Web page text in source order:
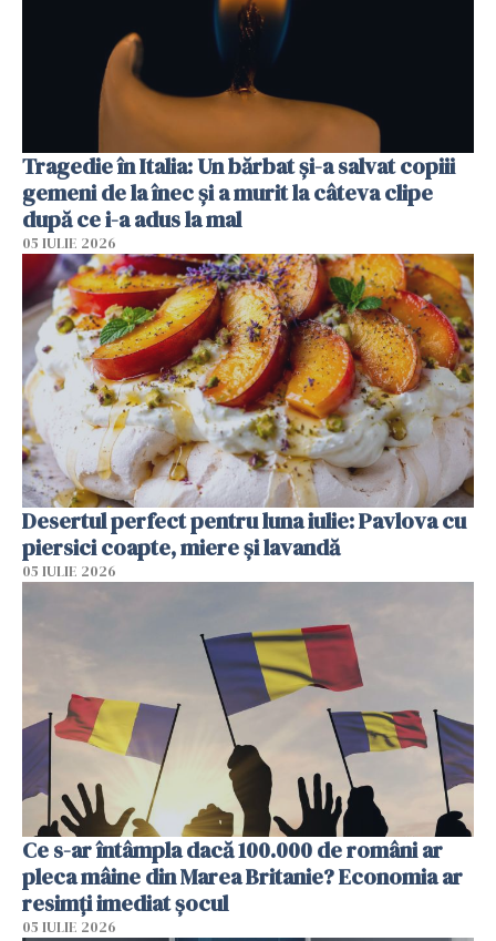
Tragedie în Italia: Un bărbat și-a salvat copiii
gemeni de la înec și a murit la câteva clipe
după ce i-a adus la mal
05 IULIE 2026
Desertul perfect pentru luna iulie: Pavlova cu
piersici coapte, miere și lavandă
05 IULIE 2026
Ce s-ar întâmpla dacă 100.000 de români ar
pleca mâine din Marea Britanie? Economia ar
resimți imediat șocul
05 IULIE 2026